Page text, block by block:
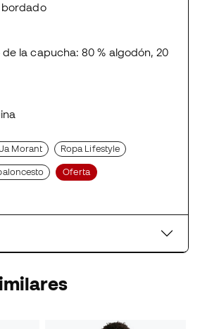
bordado
la capucha: 80 % algodón, 20
Morant Ropa Lifestyle
Oferta